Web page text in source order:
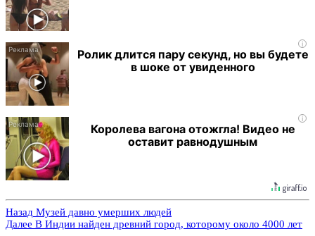
i
Ролик длится пару секунд, но вы будете
в шоке от увиденного
i
Королева вагона отожгла! Видео не
оставит равнодушным
Назад Музей давно умерших людей
Далее В Индии найден древний город, которому около 4000 лет